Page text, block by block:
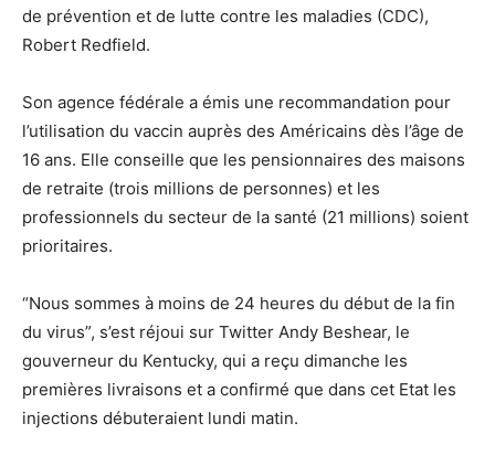
de prévention et de lutte contre les maladies (CDC),
Robert Redfield.
Son agence fédérale a émis une recommandation pour
l’utilisation du vaccin auprès des Américains dès l’âge de
16 ans. Elle conseille que les pensionnaires des maisons
de retraite (trois millions de personnes) et les
professionnels du secteur de la santé (21 millions) soient
prioritaires.
“Nous sommes à moins de 24 heures du début de la fin
du virus”, s’est réjoui sur Twitter Andy Beshear, le
gouverneur du Kentucky, qui a reçu dimanche les
premières livraisons et a confirmé que dans cet Etat les
injections débuteraient lundi matin.